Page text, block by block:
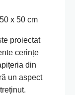
50 x 50 cm
proiectat
cerințe
din
un aspect